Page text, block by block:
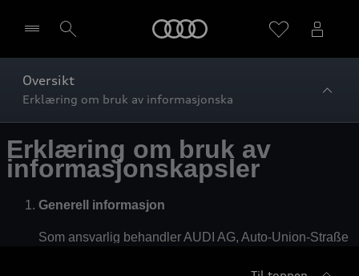
Velg forhandler
Oversikt
Erklæring om bruk av informasjonska